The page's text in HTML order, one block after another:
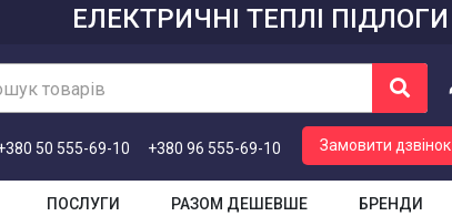
ЕЛЕКТРИЧНІ ТЕПЛІ ПІДЛОГИ
товарів
Кошик
Кошик порожній
50 555-69-10 +380 96 555-69-10 Замовити дзвінок
ПОСЛУГИ РАЗОМ ДЕШЕВШЕ БРЕНДИ